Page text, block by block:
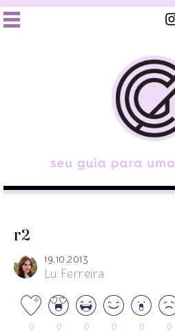
r2
19.10.2013
Lu Ferreira
0 0 0 0 0 0